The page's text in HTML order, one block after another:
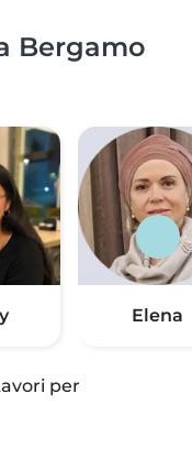
Bergamo
Elena
per